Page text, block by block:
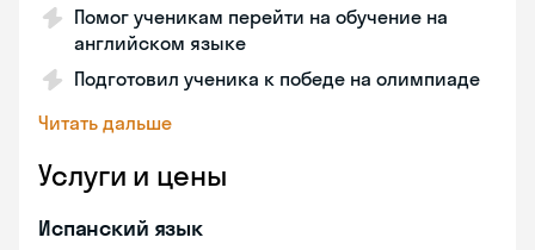
Помог ученикам перейти на обучение на
английском языке
Подготовил ученика к победе на олимпиаде
Читать дальше
Услуги и цены
Испанский язык